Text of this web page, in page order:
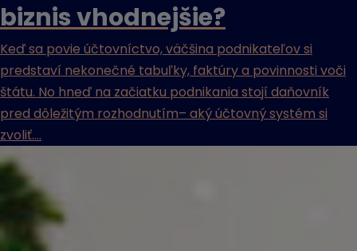
biznis vhodnejšie?
Keď sa povie účtovníctvo, väčšina podnikateľov si
predstaví nekonečné tabuľky, faktúry a povinnosti voči
štátu. No hneď na začiatku podnikania stojí daňovník
pred dôležitým rozhodnutím– aký účtovný systém si
zvoliť....